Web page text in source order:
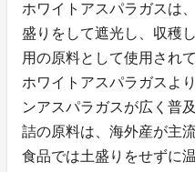
ホワイトアスパラガスは
盛りをして遮光し、収穫
用の原料として使用され
ホワイトアスパラガスよ
ンアスパラガスが広く普
詰の原料は、海外産が主
食品では土盛りをせずに